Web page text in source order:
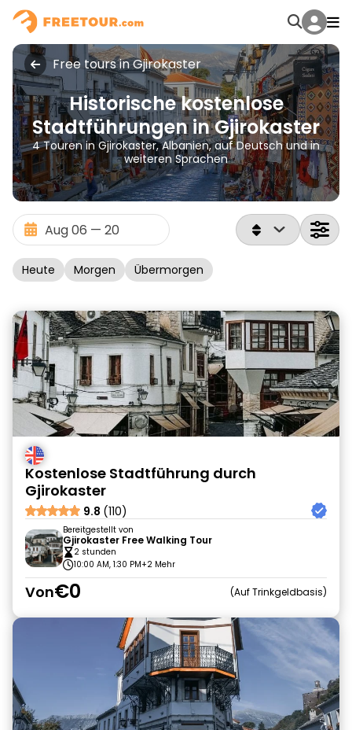
Free tours in Gjirokaster
Historische kostenlose
Stadtführungen in Gjirokaster
4 Touren in Gjirokaster, Albanien, auf Deutsch und in
weiteren Sprachen
Heute Morgen Übermorgen
Kostenlose Stadtführung durch
Gjirokaster
9.8 (110)
Bereitgestellt von
Gjirokaster Free Walking Tour
2 stunden
10:00 AM, 1:30 PM+2 Mehr
Von€0 Auf Trinkgeldbasis